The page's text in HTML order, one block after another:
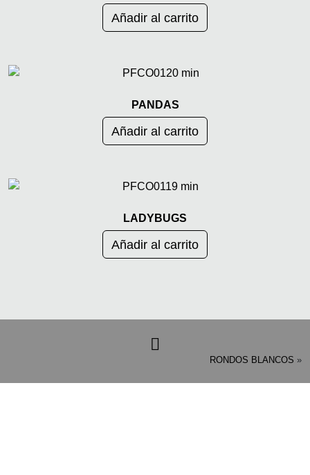
Añadir al carrito
PANDAS
Añadir al carrito
LADYBUGS
Añadir al carrito
RONDOS BLANCOS »